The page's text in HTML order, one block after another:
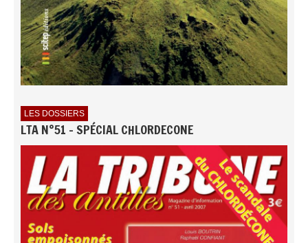
LES DOSSIERS
LTA N°51 - SPÉCIAL CHLORDECONE